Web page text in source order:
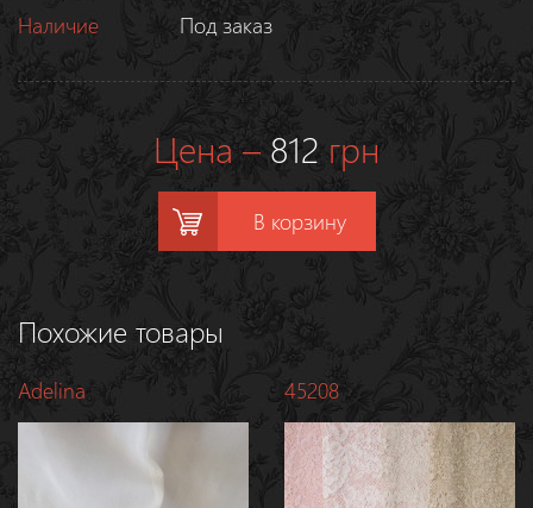
Наличие
Под заказ
Цена –812 грн
В корзину
Похожие товары
Adelina 45208